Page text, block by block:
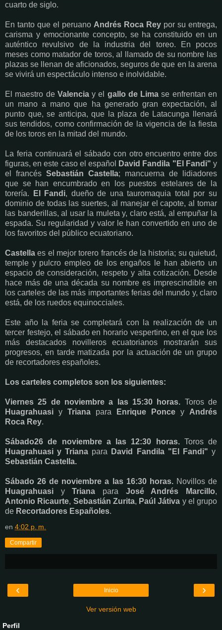
cuarto de siglo.
En tanto que el peruano Andrés Roca Rey por su entrega,
carisma y emocionante concepto, se ha constituido en un
auténtico revulsivo de la industria del toreo. En pocos
meses como matador de toros, al llamado de su nombre las
plazas se llenan de aficionados, seguros de que en la arena
se vivirá un espectáculo intenso e inolvidable.
El maestro de Valenciay el gallo de Lima se enfrentan en
un mano a mano que ha generado gran expectación, al
punto que, se anticipa, que la plaza de Latacunga llenará
sus tendidos, como confirmación de la vigencia de la fiesta
de los toros en la mitad del mundo.
La feria continuará el sábado con otro encuentro entre dos
figuras, en este caso el español
David Fandila "El Fandi" y
el francés Sebastián Castella; mancuerna de lidiadores
que se han encumbrado en los puestos estelares de la
torería.
El Fandi, dueño de una tauromaquia total por su
dominio de todas las suertes, al manejar el capote, al tomar
las banderillas, al usar la muleta y, claro está, al empuñar la
espada. Su regularidad y valor le han convertido en uno de
los favoritos del público ecuatoriano.
Castella es el mejor torero francés de la historia; su quietud,
temple y pulcro empleo de los engaños le han abierto un
espacio de consideración, respeto y alta cotización. Desde
hace más de una década su nombre es imprescindible en
los carteles de las más importantes ferias del mundo y, claro
está, de los ruedos equinocciales.
Este año la feria se completará con la realización de un
tercer festejo, el sábado en horario vespertino, en el que los
más destacados novilleros ecuatorianos mostrarán sus
progresos, en tarde matizada por la actuación de un grupo
de recortadores españoles.
Los carteles completos son los siguientes:
Viernes 25 de noviembre a las 15:30 horas. Toros de
Huagrahuasi y Triana para Enrique Ponce y Andrés
Roca Rey.
Sábado26 de noviembre a las 12:30 horas. Toros de
Huagrahuasi y Triana para David Fandila "El Fandi" y
Sebastián Castella.
Sábado 26 de noviembre a las 16:30 horas.Novillos de
Huagrahuasi yTriana para José Andrés Marcillo,
Antonio Ricaurte, Sebastián Zurita, Paúl Játiva y el grupo
de Recortadores Españoles.
en 4:02 p. m.
Compartir
‹ ›
Inicio
Ver versión web
Perfil